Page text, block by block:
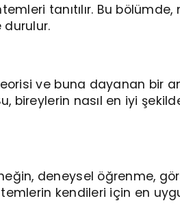
tanıtılır. Bu
durulur.
ve buna dayanan bir
bireylerin nasıl en iyi
deneysel öğrenme,
kendileri için en